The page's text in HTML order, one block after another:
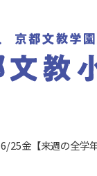
6/25金【来週の全学